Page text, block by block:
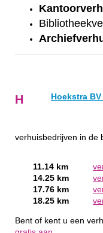
H Hoekstra
verhuisbedrijven in de
11.14 km
14.25 km
17.76 km
18.25 km
Bent of kent u een